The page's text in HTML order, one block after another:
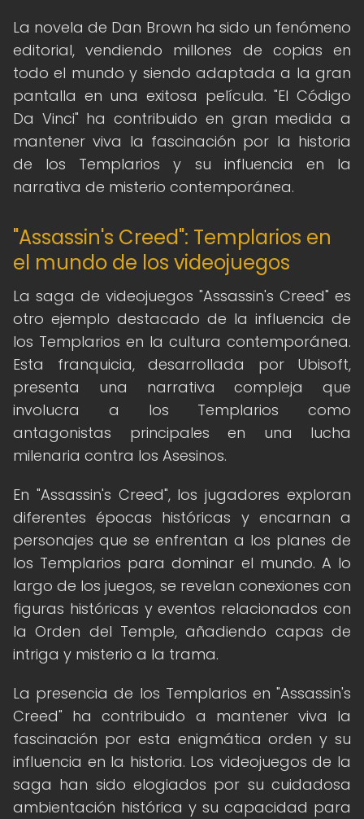
La novela de Dan Brown ha sido un fenómeno
editorial, vendiendo millones de copias en
todo el mundo y siendo adaptada a la gran
pantalla en una exitosa película. "El Código
Da Vinci" ha contribuido en gran medida a
mantener viva la fascinación por la historia
de los Templarios y su influencia en la
narrativa de misterio contemporánea.
"Assassin's Creed": Templarios en
el mundo de los videojuegos
La saga de videojuegos "Assassin's Creed" es
otro ejemplo destacado de la influencia de
los Templarios en la cultura contemporánea.
Esta franquicia, desarrollada por Ubisoft,
presenta una narrativa compleja que
involucra a los Templarios como
antagonistas principales en una lucha
milenaria contra los Asesinos.
En "Assassin's Creed", los jugadores exploran
diferentes épocas históricas y encarnan a
personajes que se enfrentan a los planes de
los Templarios para dominar el mundo. A lo
largo de los juegos, se revelan conexiones con
figuras históricas y eventos relacionados con
la Orden del Temple, añadiendo capas de
intriga y misterio a la trama.
La presencia de los Templarios en "Assassin's
Creed" ha contribuido a mantener viva la
fascinación por esta enigmática orden y su
influencia en la historia. Los videojuegos de la
saga han sido elogiados por su cuidadosa
ambientación histórica y su capacidad para